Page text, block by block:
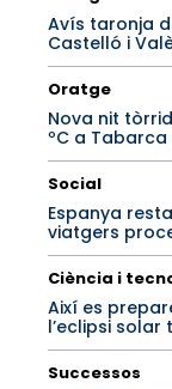
Avís taronja
Castelló i
Oratge
Nova nit
ºC a Tabarca
Social
Espanya
viatgers
Ciència i
Així es
l’eclipsi solar
Successos